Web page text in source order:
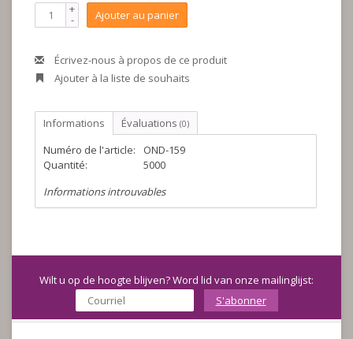
+
- Ajouter au panier
Écrivez-nous à propos de ce produit
Ajouter à la liste de souhaits
Informations Évaluations (0)
Numéro de l'article:
OND-159
Quantité:
5000
Informations introuvables
Wilt u op de hoogte blijven? Word lid van onze mailinglijst:
S'abonner